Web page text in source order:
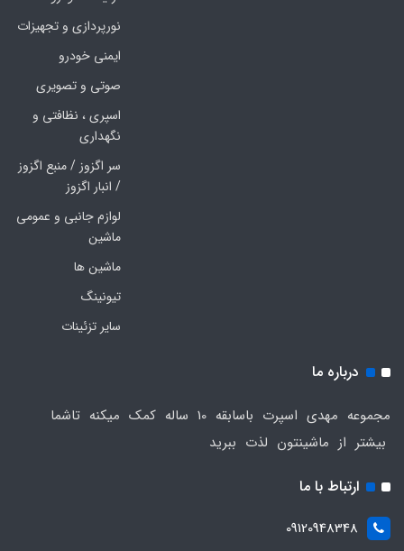
نورپردازی و تجهیزات
ایمنی خودرو
صوتی و تصویری
اسپری ، نظافتی و
نگهداری
سر اگزوز / منبع اگزوز
/ انبار اگزوز
لوازم جانبی و عمومی
ماشین
ماشین ها
تیونینگ
سایر تزئینات
درباره ما
مجموعه مهدی اسپرت باسابقه 10 ساله کمک میکنه تاشما
بیشتر از ماشینتون لذت ببرید
ارتباط با ما
09120948348